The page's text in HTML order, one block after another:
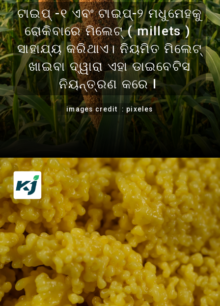
ଟାଇପ୍ -୧ ଏବଂ ଟାଇପ୍-୨ ମଧୁମେହକୁ
ରୋକିବାରେ ମିଲେଟ୍ ( millets )
ସାହାଯ୍ୟ କରିଥାଏ। ନିୟମିତ ମିଲେଟ୍
ଖାଇବା ଦ୍ୱାରା ଏହା ଡାଇବେଟିସ
ନିୟନ୍ତ୍ରଣ କରେ l
images credit : pixeles